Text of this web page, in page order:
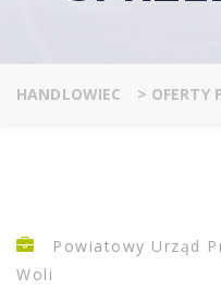
HANDLOWIEC > OFERTY
Powiatowy Urząd
Woli